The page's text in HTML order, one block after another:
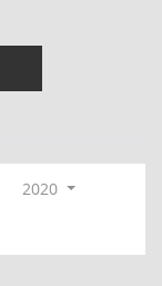
2020